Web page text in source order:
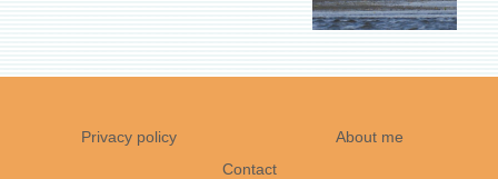
Privacy policy
About me
Contact